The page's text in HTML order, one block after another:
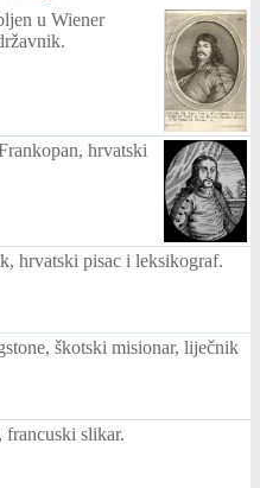
u Wiener
hrvatski
hrvatski pisac i leksikograf.
škotski misionar, liječnik
slikar.